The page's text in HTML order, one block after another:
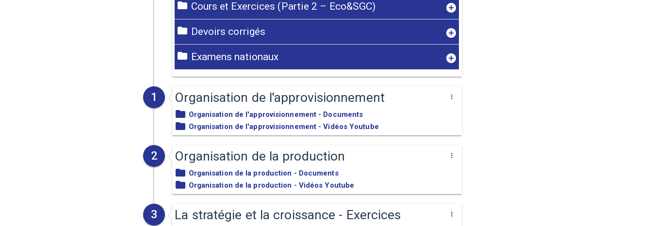
Cours et Exercices (Partie 2 – Eco&SGC)
Devoirs corrigés
Examens nationaux
1 Organisation de l'approvisionnement
Organisation de l'approvisionnement - Documents
Organisation de l'approvisionnement - Vidéos Youtube
2 Organisation de la production
Organisation de la production - Documents
Organisation de la production - Vidéos Youtube
3 La stratégie et la croissance - Exercices